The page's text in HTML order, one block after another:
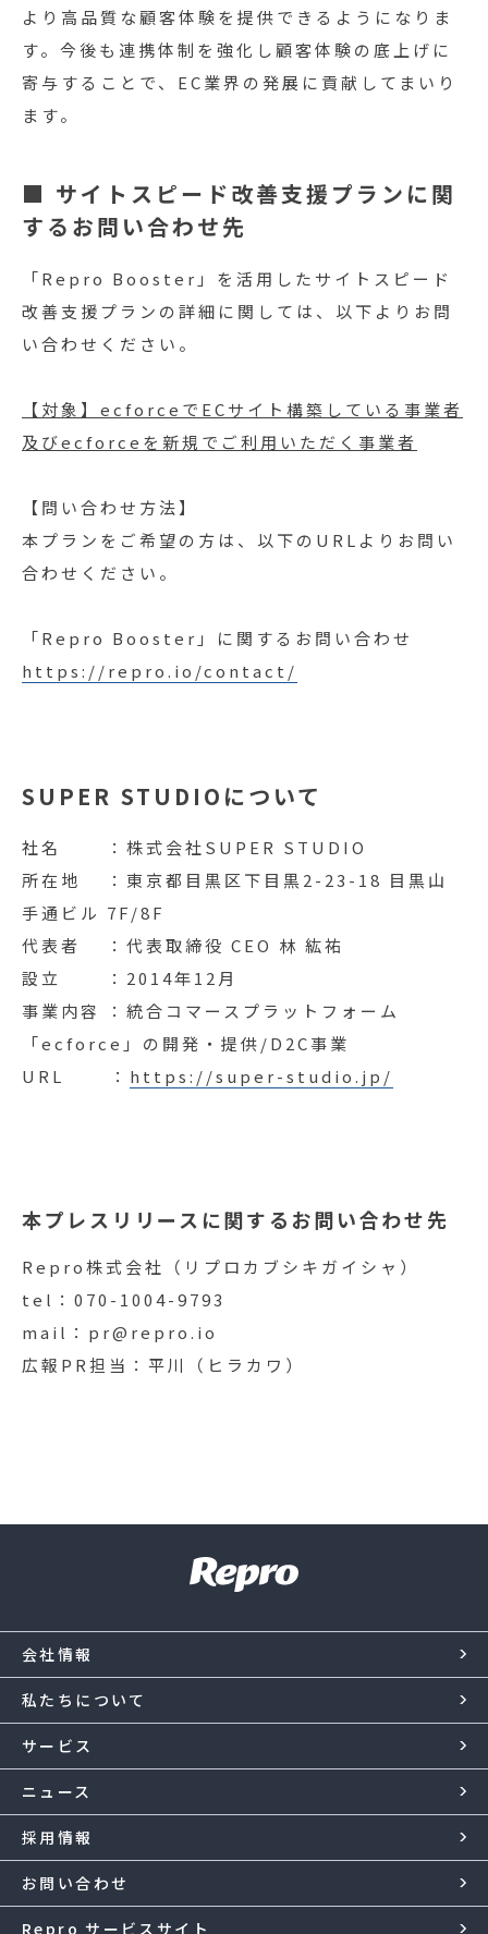
より高品質な顧客体験を提供できるようになりま
す。今後も連携体制を強化し顧客体験の底上げに
寄与することで、EC業界の発展に貢献してまいり
ます。
■ サイトスピード改善支援プランに関
するお問い合わせ先
「Repro Booster」を活用したサイトスピード
改善支援プランの詳細に関しては、以下よりお問
い合わせください。
【対象】ecforceでECサイト構築している事業者
及びecforceを新規でご利用いただく事業者
【問い合わせ方法】
本プランをご希望の方は、以下のURLよりお問い
合わせください。
「Repro Booster」に関するお問い合わせ
https://repro.io/contact/
SUPER STUDIOについて
社名 ：株式会社SUPER STUDIO
所在地 ：東京都目黒区下目黒2-23-18 目黒山
手通ビル 7F/8F
代表者 ：代表取締役 CEO 林 紘祐
設立 ：2014年12月
事業内容 ：統合コマースプラットフォーム
「ecforce」の開発・提供/D2C事業
URL ： https://super-studio.jp/
本プレスリリースに関するお問い合わせ先
Repro株式会社（リプロカブシキガイシャ）
tel：070-1004-9793
mail： pr@repro.io
広報PR担当：平川（ヒラカワ）
会社情報
私たちについて
サービス
ニュース
採用情報
お問い合わせ
Repro サービスサイト